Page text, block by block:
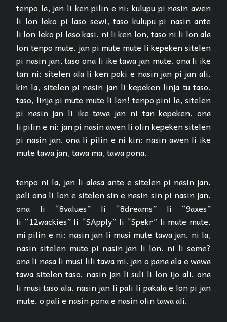
tenpo la, jan li ken pilin e ni: kulupu pi nasin awen
li lon leko pi laso sewi, taso kulupu pi nasin ante
li lon leko pi laso kasi. ni li ken lon, taso ni li lon ala
lon tenpo mute. jan pi mute mute li kepeken sitelen
pi nasin jan, taso ona li ike tawa jan mute. ona li ike
tan ni: sitelen ala li ken poki e nasin jan pi jan ali.
kin la, sitelen pi nasin jan li kepeken linja tu taso.
taso, linja pi mute mute li lon! tenpo pini la, sitelen
pi nasin jan li ike tawa jan ni tan kepeken. ona
li pilin e ni: jan pi nasin awen li olin kepeken sitelen
pi nasin jan. ona li pilin e ni kin: nasin awen li ike
mute tawa jan, tawa ma, tawa pona.
tenpo ni la, jan li alasa ante e sitelen pi nasin jan.
pali ona li lon e sitelen sin e nasin sin pi nasin jan.
ona li “8values” li “8dreams” li “9axes”
li “12wackies” li “SApply” li “Spekr” li mute mute.
mi pilin e ni: nasin jan li musi mute tawa jan. ni la,
nasin sitelen mute pi nasin jan li lon. ni li seme?
ona li nasa li musi lili tawa mi. jan o pana ala e wawa
tawa sitelen taso. nasin jan li suli li lon ijo ali. ona
li musi taso ala. nasin jan li pali li pakala e lon pi jan
mute. o pali e nasin pona e nasin olin tawa ali.